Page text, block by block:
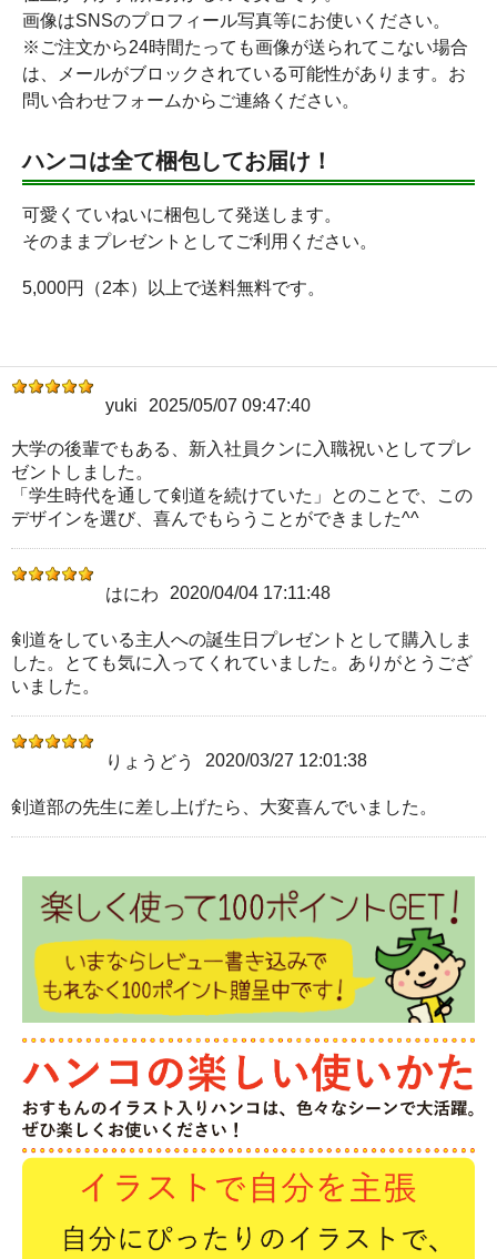
画像はSNSのプロフィール写真等にお使いください。
※ご注文から24時間たっても画像が送られてこない場合
は、メールがブロックされている可能性があります。お
問い合わせフォームからご連絡ください。
ハンコは全て梱包してお届け！
可愛くていねいに梱包して発送します。
そのままプレゼントとしてご利用ください。
5,000円（2本）以上で送料無料です。
yuki 2025/05/07 09:47:40
大学の後輩でもある、新入社員クンに入職祝いとしてプレ
ゼントしました。
「学生時代を通して剣道を続けていた」とのことで、この
デザインを選び、喜んでもらうことができました^^
はにわ 2020/04/04 17:11:48
剣道をしている主人への誕生日プレゼントとして購入しま
した。とても気に入ってくれていました。ありがとうござ
いました。
りょうどう 2020/03/27 12:01:38
剣道部の先生に差し上げたら、大変喜んでいました。